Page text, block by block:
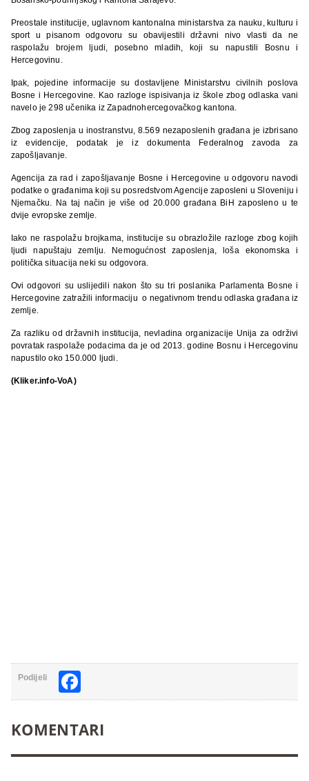
Preostale institucije, uglavnom kantonalna ministarstva za nauku, kulturu i
sport u pisanom odgovoru su obavijestili državni nivo vlasti da ne
raspolažu brojem ljudi, posebno mladih, koji su napustili Bosnu i
Hercegovinu.
Ipak, pojedine informacije su dostavljene Ministarstvu civilnih poslova
Bosne i Hercegovine. Kao razloge ispisivanja iz škole zbog odlaska vani
navelo je 298 učenika iz Zapadnohercegovačkog kantona.
Zbog zaposlenja u inostranstvu, 8.569 nezaposlenih građana je izbrisano
iz evidencije, podatak je iz dokumenta Federalnog zavoda za
zapošljavanje.
Agencija za rad i zapošljavanje Bosne i Hercegovine u odgovoru navodi
podatke o građanima koji su posredstvom Agencije zaposleni u Sloveniju i
Njemačku. Na taj način je više od 20.000 građana BiH zaposleno u te
dvije evropske zemlje.
Iako ne raspolažu brojkama, institucije su obrazložile razloge zbog kojih
ljudi napuštaju zemlju. Nemogućnost zaposlenja, loša ekonomska i
politička situacija neki su odgovora.
Ovi odgovori su uslijedili nakon što su tri poslanika Parlamenta Bosne i
Hercegovine zatražili informaciju o negativnom trendu odlaska građana iz
zemlje.
Za razliku od državnih institucija, nevladina organizacije Unija za održivi
povratak raspolaže podacima da je od 2013. godine Bosnu i Hercegovinu
napustilo oko 150.000 ljudi.
(Kliker.info-VoA)
Podijeli
KOMENTARI